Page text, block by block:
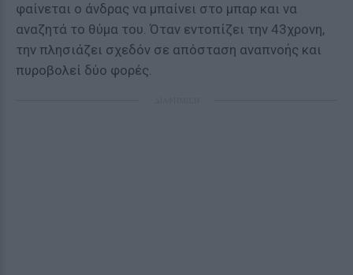
φαίνεται ο άνδρας να μπαίνει στο μπαρ και να
αναζητά το θύμα του. Όταν εντοπίζει την 43χρονη,
την πλησιάζει σχεδόν σε απόσταση αναπνοής και
πυροβολεί δύο φορές.